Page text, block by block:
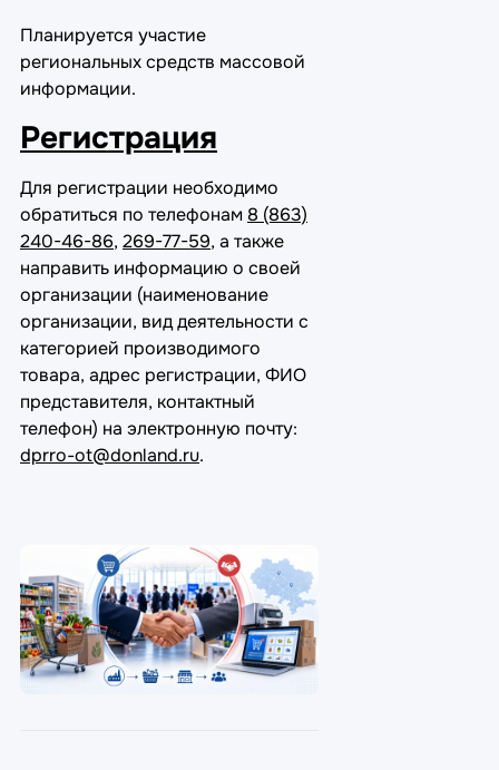
Планируется участие
региональных средств массовой
информации.
Регистрация
Для регистрации необходимо
обратиться по телефонам 8 (863)
240-46-86, 269-77-59, а также
направить информацию о своей
организации (наименование
организации, вид деятельности с
категорией производимого
товара, адрес регистрации, ФИО
представителя, контактный
телефон) на электронную почту:
dprro-ot@donland.ru.